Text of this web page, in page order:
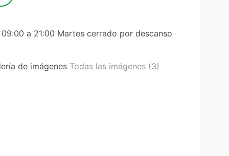
09:00 a 21:00 Martes cerrado por descanso
de imágenes Todas las imágenes (3)